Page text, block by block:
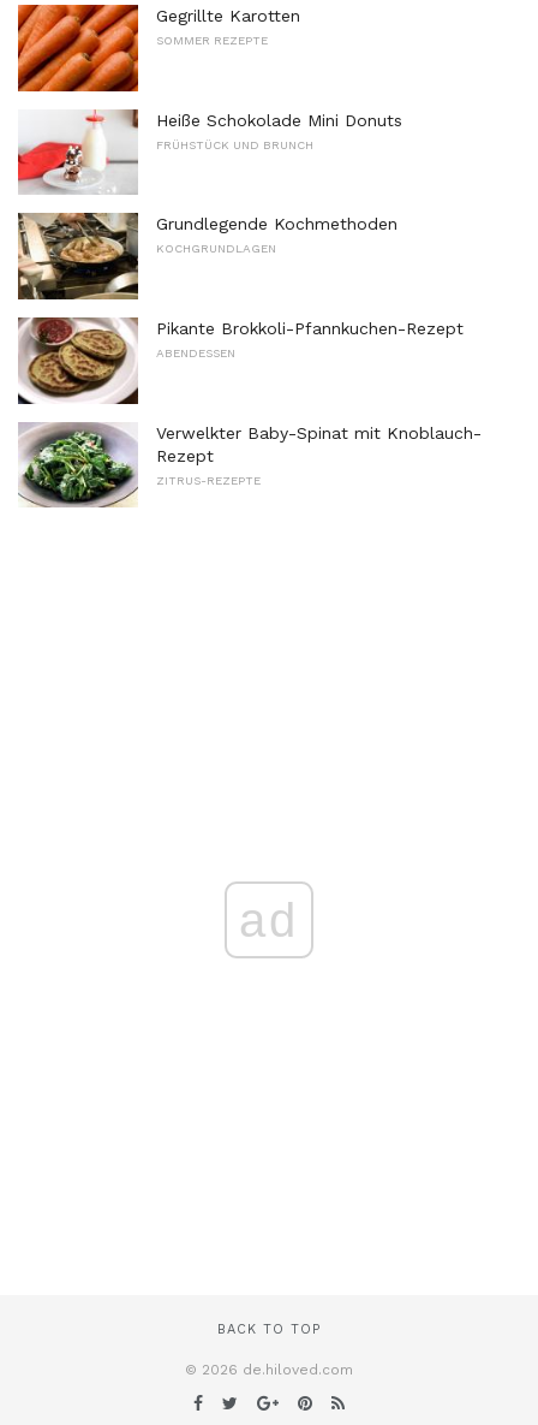
Gegrillte Karotten
SOMMER REZEPTE
Heiße Schokolade Mini Donuts
FRÜHSTÜCK UND BRUNCH
Grundlegende Kochmethoden
KOCHGRUNDLAGEN
Pikante Brokkoli-Pfannkuchen-Rezept
ABENDESSEN
Verwelkter Baby-Spinat mit Knoblauch-
Rezept
ZITRUS-REZEPTE
ad
BACK TO TOP
© 2026 de.hiloved.com